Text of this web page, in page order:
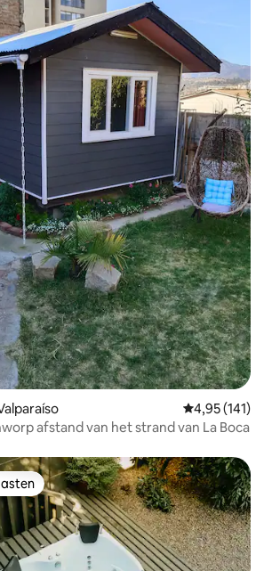
Gemiddelde
4,95 (141)
afstand van het strand van La Boca